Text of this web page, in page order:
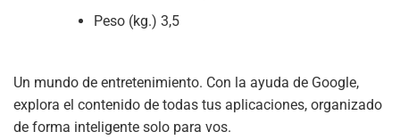
Peso (kg.) 3,5
Un mundo de entretenimiento. Con la ayuda de Google,
explora el contenido de todas tus aplicaciones, organizado
de forma inteligente solo para vos.